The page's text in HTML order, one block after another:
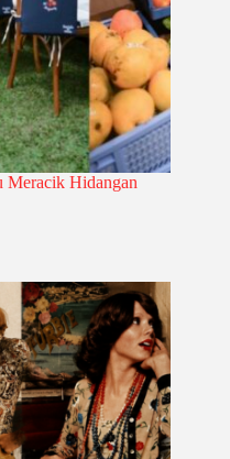
Meracik Hidangan